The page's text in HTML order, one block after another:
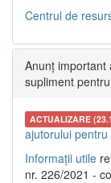
Centrul de
Anunț important
supliment
ACTUALIZARE
ajutorului
Informații utile
nr. 226/2021 -